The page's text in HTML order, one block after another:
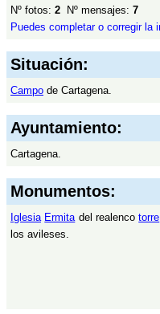
Nº fotos: 2 Nº mensajes: 7
Puedes completar o corregir la
Situación:
Campo de Cartagena.
Ayuntamiento:
Cartagena.
Monumentos:
Iglesia Ermitadel realencotorre
los avileses.